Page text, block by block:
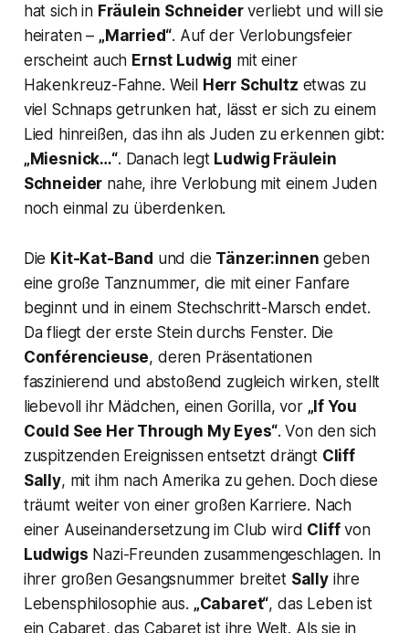
hat sich in Fräulein Schneiderverliebt und will sie
heiraten – „Married“. Auf der Verlobungsfeier
erscheint auch Ernst Ludwig mit einer
Hakenkreuz-Fahne. Weil Herr Schultz etwas zu
viel Schnaps getrunken hat, lässt er sich zu einem
Lied hinreißen, das ihn als Juden zu erkennen gibt:
„Miesnick…“. Danach legt Ludwig Fräulein
Schneider nahe, ihre Verlobung mit einem Juden
noch einmal zu überdenken.
Die Kit-Kat-Band und die Tänzer:innen geben
eine große Tanznummer, die mit einer Fanfare
beginnt und in einem Stechschritt-Marsch endet.
Da fliegt der erste Stein durchs Fenster. Die
Conférencieuse, deren Präsentationen
faszinierend und abstoßend zugleich wirken, stellt
liebevoll ihr Mädchen, einen Gorilla, vor „If You
Could See Her Through My Eyes“. Von den sich
zuspitzenden Ereignissen entsetzt drängt Cliff
Sally, mit ihm nach Amerika zu gehen. Doch diese
träumt weiter von einer großen Karriere. Nach
einer Auseinandersetzung im Club wird Cliffvon
Ludwigs Nazi-Freunden zusammengeschlagen. In
ihrer großen Gesangsnummer breitet Sallyihre
Lebensphilosophie aus. „Cabaret“, das Leben ist
ein Cabaret, das Cabaret ist ihre Welt. Als sie in